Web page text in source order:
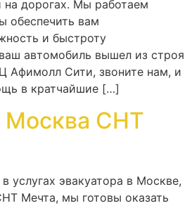
на дорогах. Мы работаем
обеспечить вам
и быстроту
автомобиль вышел из строя
Афимолл Сити, звоните нам, и
в кратчайшие […]
Москва СНТ
услугах эвакуатора в Москве,
Мечта, мы готовы оказать